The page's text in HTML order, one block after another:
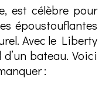
est célèbre pour
époustouflantes
Avec le Liberty
bateau. Voici
: